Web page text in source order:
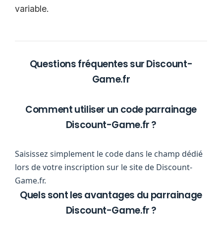
variable.
Questions fréquentes sur Discount-
Game.fr
Comment utiliser un code parrainage
Discount-Game.fr ?
Saisissez simplement le code dans le champ dédié
lors de votre inscription sur le site de Discount-
Game.fr.
Quels sont les avantages du parrainage
Discount-Game.fr ?